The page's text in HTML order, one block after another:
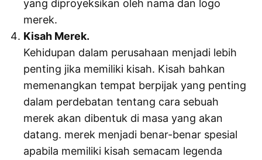
yang diproyeksikan oleh nama dan logo
merek.
Kisah Merek.
Kehidupan dalam perusahaan menjadi lebih
penting jika memiliki kisah. Kisah bahkan
memenangkan tempat berpijak yang penting
dalam perdebatan tentang cara sebuah
merek akan dibentuk di masa yang akan
datang. merek menjadi benar-benar spesial
apabila memiliki kisah semacam legenda